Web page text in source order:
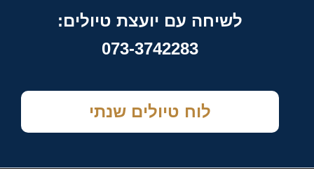
לשיחה עם יועצת טיולים:
073-3742283
לוח טיולים שנתי